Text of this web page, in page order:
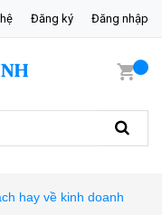
Đăng ký Đăng nhập
hay về kinh doanh